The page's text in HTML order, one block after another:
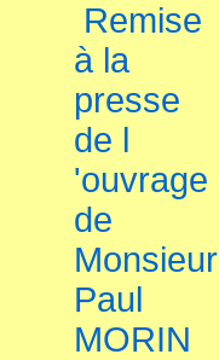
Remise
à la
presse
de l
'ouvrage
de
Monsieur
Paul
MORIN